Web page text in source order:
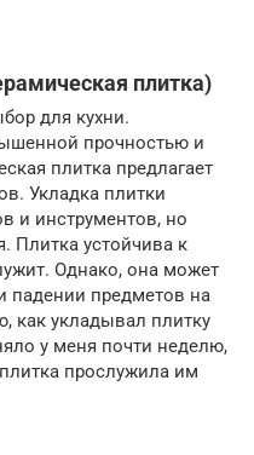
плитка)
для кухни.
прочностью и
плитка предлагает
Укладка плитки
и инструментов, но
Плитка устойчива к
Однако, она может
падении предметов на
как укладывал плитку
у меня почти неделю,
прослужила им